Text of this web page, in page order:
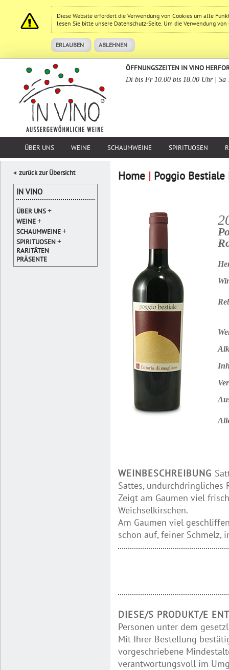
Diese Website erfordert die Verwendung von Cookies um alle
lesen Sie bitte unsere Datenschutz-Seite. Um die Verwendung
ERLAUBEN ABLEHNEN
ÖFFNUNGSZEITEN IN VINO
Di bis Fr 10.00 bis 18.00 Uhr | Sa
ÜBER UNS WEINE SCHAUMWEINE SPIRITUOSEN
Home | Poggio Bestiale
WEINBESCHREIBUNG
Sattes, undurchdringliches
Zeigt am Gaumen viel
Weichselkirschen.
Am Gaumen viel
schön auf, feiner Schmelz,
DIESE/S PRODUKT/E
Personen unter dem
Mit Ihrer Bestellung
vorgeschriebene
verantwortungsvoll im
zurück zur Übersicht
IN VINO
ÜBER UNS+
WEINE+
SCHAUMWEINE+
SPIRITUOSEN+
RARITÄTEN
PRÄSENTE